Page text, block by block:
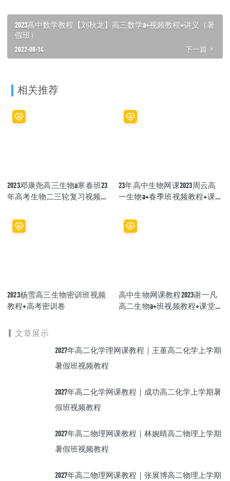
2023高中数学教程【刘秋龙】高三数学a+视频教程+讲义（暑
假班）
2022-08-14 下一篇
相关推荐
2023邓康尧高三生物a寒春班23
年高考生物二三轮复习视频教
23年高中生物网课2023周云高
一生物a+春季班视频教程+课程
2023杨雪高三生物密训班视频
教程+高考密训卷
高中生物网课教程2023谢一凡
高二生物a+班视频教程+课堂笔
文章展示
2027年高二化学理网课教程｜王堇高二化学上学期
暑假班视频教程
2027年高二化学网课教程｜成功高二化学上学期暑
假班视频教程
2027年高二物理网课教程｜林婉晴高二物理上学期
暑假班视频教程
2027年高二物理网课教程｜张展博高二物理上学期